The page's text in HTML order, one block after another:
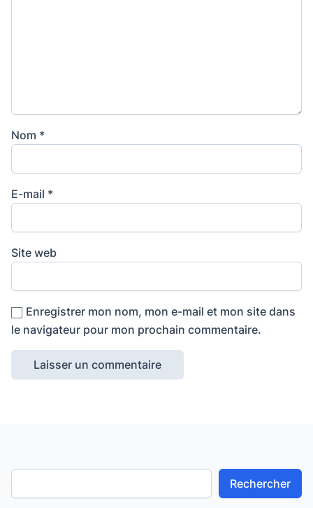
Nom *
E-mail *
Site web
Enregistrer mon nom, mon e-mail et mon site dans
le navigateur pour mon prochain commentaire.
Rechercher